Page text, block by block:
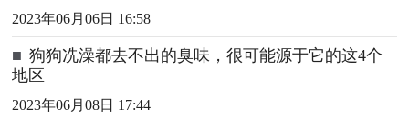
2023年06月06日 16:58
■ 狗狗冼澡都去不出的臭味，很可能源于它的这4个
地区
2023年06月08日 17:44